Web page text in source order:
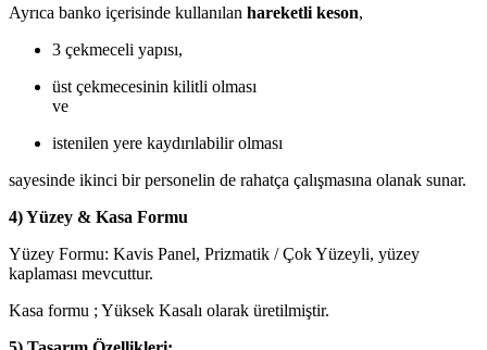
Ayrıca banko içerisinde kullanılan hareketli keson,
3 çekmeceli yapısı,
üst çekmecesinin kilitli olması
ve
istenilen yere kaydırılabilir olması
sayesinde ikinci bir personelin de rahatça çalışmasına olanak sunar.
4) Yüzey & Kasa Formu
Yüzey Formu: Kavis Panel, Prizmatik / Çok Yüzeyli, yüzey
kaplaması mevcuttur.
Kasa formu ; Yüksek Kasalı olarak üretilmiştir.